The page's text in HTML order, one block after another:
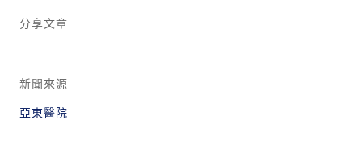
分享文章
新聞來源
亞東醫院